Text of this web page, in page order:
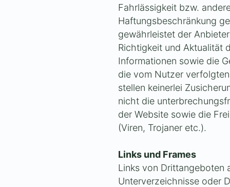
Fahrlässigkeit bzw.
Haftungsbeschränkung
gewährleistet der
Richtigkeit und Aktualität
Informationen sowie die
die vom Nutzer
stellen keinerlei
nicht die
der Website sowie die
(Viren, Trojaner etc.).
Links und Frames
Links von Drittangeboten
Unterverzeichnisse oder